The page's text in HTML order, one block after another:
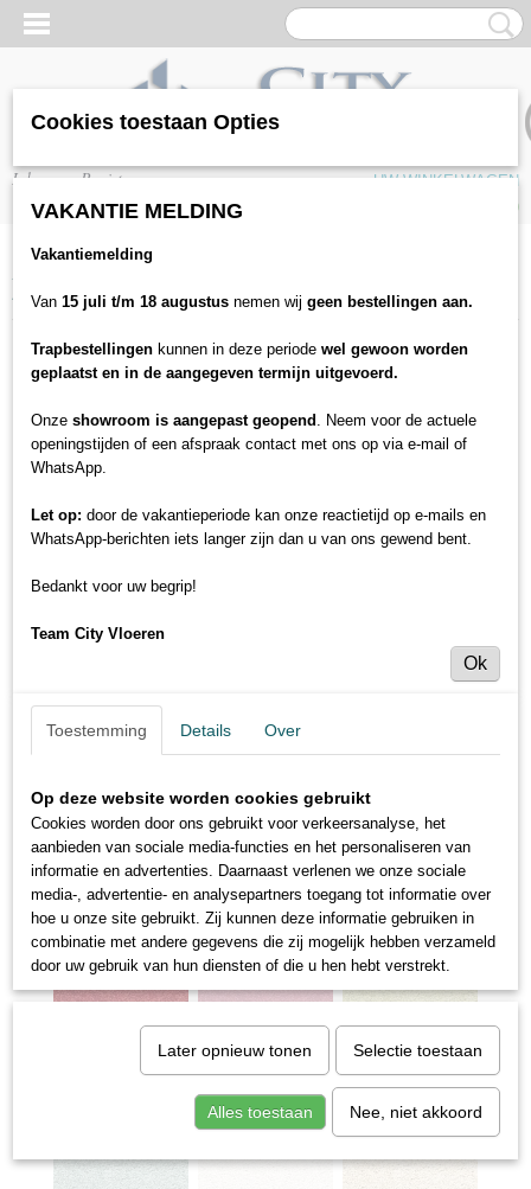
Inloggen Registreren
UW WINKELWAGEN
(0)
Home
400cm kamerbreed tapijt
Cookies toestaan Opties
VAKANTIE MELDING
Vakantiemelding
Van 15 juli t/m 18 augustus nemen wij geen bestellingen aan.
Trapbestellingen kunnen in deze periode wel gewoon worden
geplaatst en in de aangegeven termijn uitgevoerd.
Onze showroom is aangepast geopend . Neem voor de actuele
openingstijden of een afspraak contact met ons op via e-mail of
WhatsApp.
Let op: door de vakantieperiode kan onze reactietijd op e-mails en
WhatsApp-berichten iets langer zijn dan u van ons gewend bent.
Bedankt voor uw begrip!
Team City Vloeren
Ok
Toestemming Details Over
Op deze website worden cookies gebruikt
Cookies worden door ons gebruikt voor verkeersanalyse, het
aanbieden van sociale media-functies en het personaliseren van
informatie en advertenties. Daarnaast verlenen we onze sociale
media-, advertentie- en analysepartners toegang tot informatie over
hoe u onze site gebruikt. Zij kunnen deze informatie gebruiken in
combinatie met andere gegevens die zij mogelijk hebben verzameld
door uw gebruik van hun diensten of die u hen hebt verstrekt.
Later opnieuw tonen Selectie toestaan
Alles toestaan Nee, niet akkoord